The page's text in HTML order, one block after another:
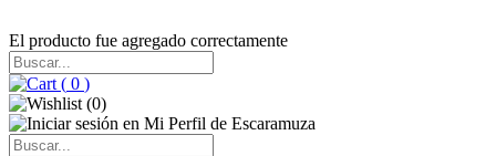
El producto fue agregado correctamente
( 0 )
(0)